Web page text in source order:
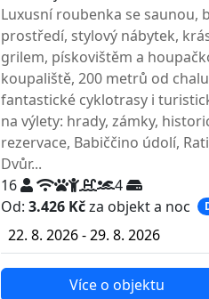
Luxusní roubenka se saunou,
prostředí, stylový nábytek,
grilem, pískovištěm a
koupaliště, 200 metrů od
fantastické cyklotrasy i
na výlety: hrady, zámky,
rezervace, Babiččino údolí,
Dvůr...
16
4
Od:3.426 Kčza objekt a noc
22. 8. 2026 - 29. 8. 2026
Více o objektu